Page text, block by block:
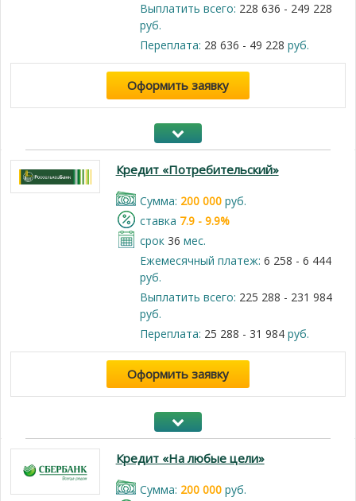
Выплатить всего: 228 636 - 249 228
руб.
Переплата: 28 636 - 49 228 руб.
Оформить заявку
Кредит «Потребительский»
Cумма: 200 000руб.
cтавка 7.9 - 9.9%
срок 36 мес.
Ежемесячный платеж: 6 258 - 6 444
руб.
Выплатить всего: 225 288 - 231 984
руб.
Переплата: 25 288 - 31 984руб.
Оформить заявку
Кредит «На любые цели»
Cумма: 200 000руб.